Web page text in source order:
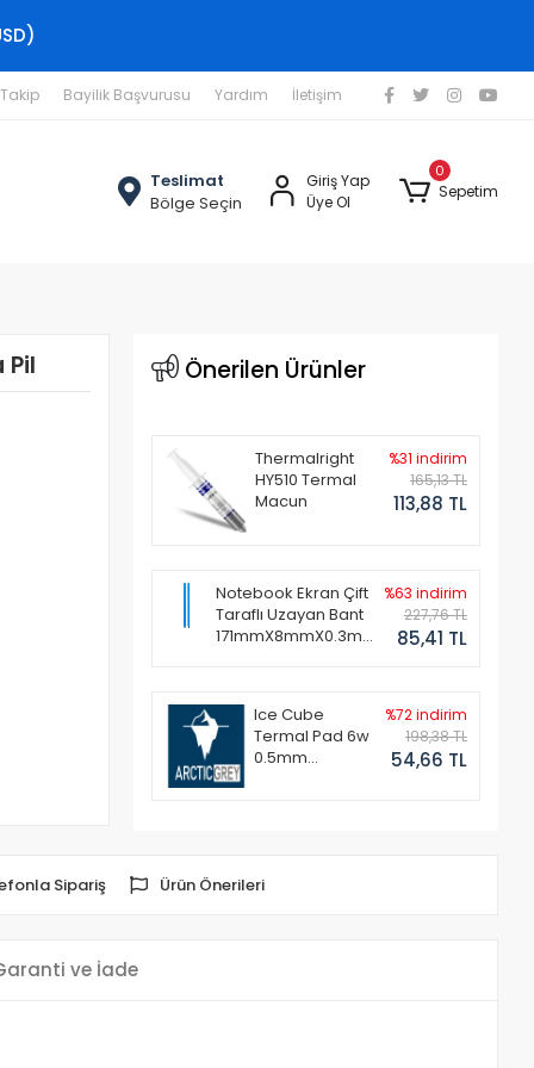
Bayilik Başvurusu Yardım İletişim
Teslimat
Bölge Seçin
Giriş Yap
Üye Ol
0
Sepetim
Pil Önerilen Ürünler
Thermalright
HY510 Termal
Macun
%31 indirim
165,13 TL
113,88 TL
Notebook Ekran Çift
Taraflı Uzayan Bant
171mmX8mmX0.3mm
%63 indirim
227,76 TL
85,41 TL
Ice Cube
Termal Pad 6w
0.5mm
%72 indirim
198,38 TL
54,66 TL
Sipariş Ürün Önerileri
ve İade